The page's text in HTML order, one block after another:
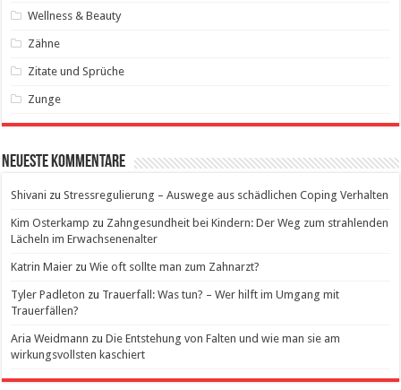
Wellness & Beauty
Zähne
Zitate und Sprüche
Zunge
Neueste Kommentare
Shivani zuStressregulierung – Auswege aus schädlichen Coping Verhalten
Kim Osterkamp zu Zahngesundheit bei Kindern: Der Weg zum strahlenden
Lächeln im Erwachsenenalter
Katrin Maier zuWie oft sollte man zum Zahnarzt?
Tyler Padleton zu Trauerfall: Was tun? – Wer hilft im Umgang mit
Trauerfällen?
Aria Weidmann zuDie Entstehung von Falten und wie man sie am
wirkungsvollsten kaschiert